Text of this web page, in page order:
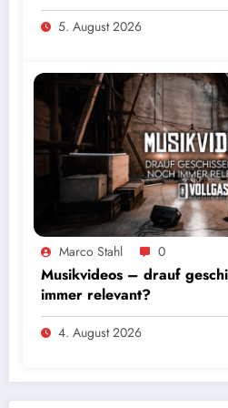
5. August 2026
Marco Stahl 0
Musikvideos – drauf
immer relevant?
4. August 2026